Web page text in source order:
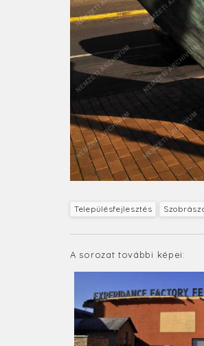
Településfejlesztés
A sorozat további képei: